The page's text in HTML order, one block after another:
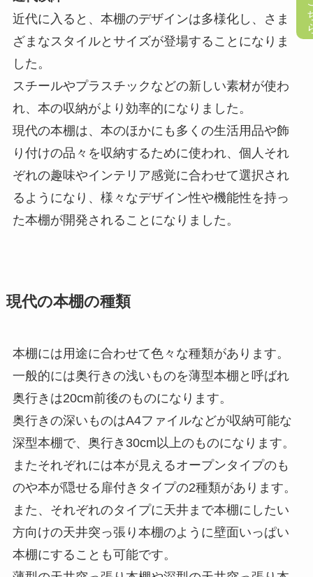
近代に入ると、本棚のデザインは多様化し、さま
ざまなスタイルとサイズが登場することになりま
した。
スチールやプラスチックなどの新しい素材が使わ
れ、本の収納がより効率的になりました。
現代の本棚は、本のほかにも多くの生活用品や飾
り付けの品々を収納するために使われ、個人それ
ぞれの趣味やインテリア感覚に合わせて選択され
るようになり、様々なデザイン性や機能性を持っ
た本棚が開発されることになりました。
現代の本棚の種類
本棚には用途に合わせて色々な種類があります。
一般的には奥行きの浅いものを薄型本棚と呼ばれ
奥行きは20cm前後のものになります。
奥行きの深いものはA4ファイルなどが収納可能な
深型本棚で、奥行き30cm以上のものになります。
またそれぞれには本が見えるオープンタイプのも
のや本が隠せる扉付きタイプの2種類があります。
また、それぞれのタイプに天井まで本棚にしたい
方向けの天井突っ張り本棚のように壁面いっぱい
本棚にすることも可能です。